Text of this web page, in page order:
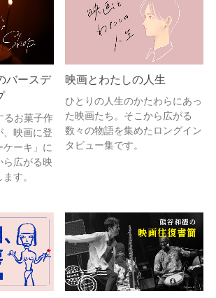
バースデ
るお菓子作
、映画に登
ケーキ」に
ら広がる映
す。
映画とわたしの人生
ひとりの人生のかたわらにあっ
た映画たち。そこから広がる
数々の物語を集めたロングイン
タビュー集です。